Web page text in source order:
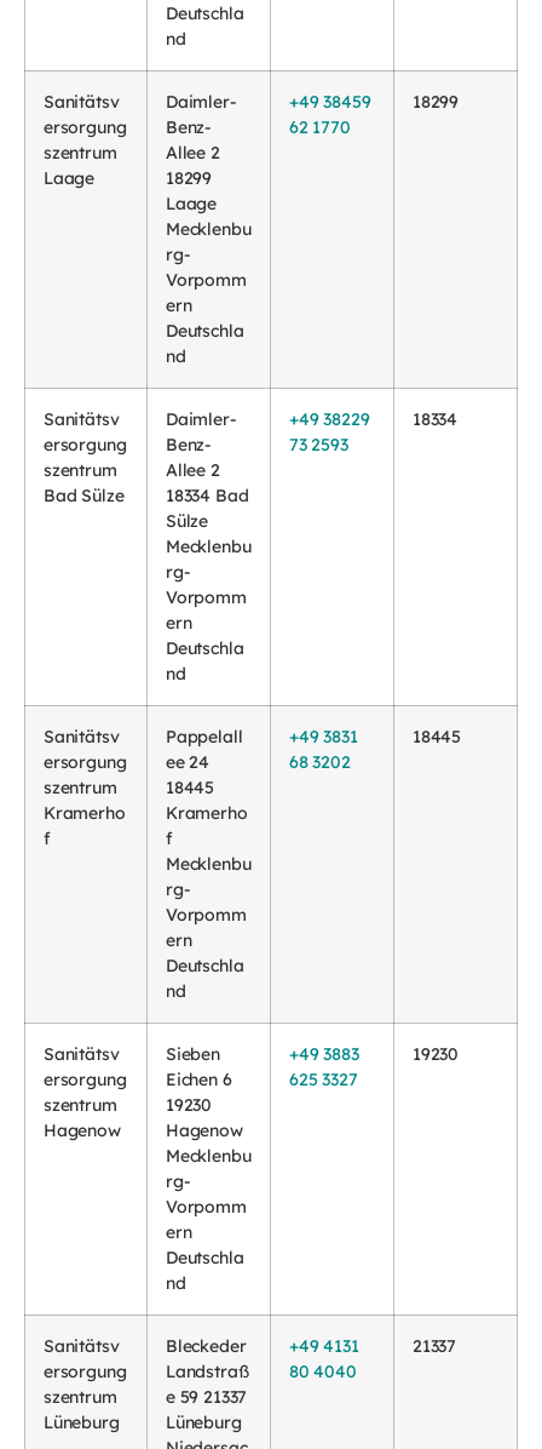
Deutschla
nd
Sanitätsv
ersorgung
szentrum
Laage
Daimler-
Benz-
Allee 2
18299
Laage
Mecklenbu
rg-
Vorpomm
ern
Deutschla
nd
+49 38459
62 1770
18299
Sanitätsv
ersorgung
szentrum
Bad Sülze
Daimler-
Benz-
Allee 2
18334 Bad
Sülze
Mecklenbu
rg-
Vorpomm
ern
Deutschla
nd
+49 38229
73 2593
18334
Sanitätsv
ersorgung
szentrum
Kramerho
f
Pappelall
ee 24
18445
Kramerho
f
Mecklenbu
rg-
Vorpomm
ern
Deutschla
nd
+49 3831
68 3202
18445
Sanitätsv
ersorgung
szentrum
Hagenow
Sieben
Eichen 6
19230
Hagenow
Mecklenbu
rg-
Vorpomm
ern
Deutschla
nd
+49 3883
625 3327
19230
Sanitätsv
ersorgung
szentrum
Lüneburg
Bleckeder
Landstraß
e 59 21337
Lüneburg
+49 4131
80 4040
21337